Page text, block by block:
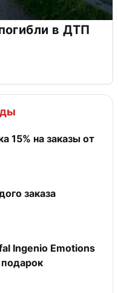
в ДТП
15% на заказы от
заказа
Ingenio Emotions